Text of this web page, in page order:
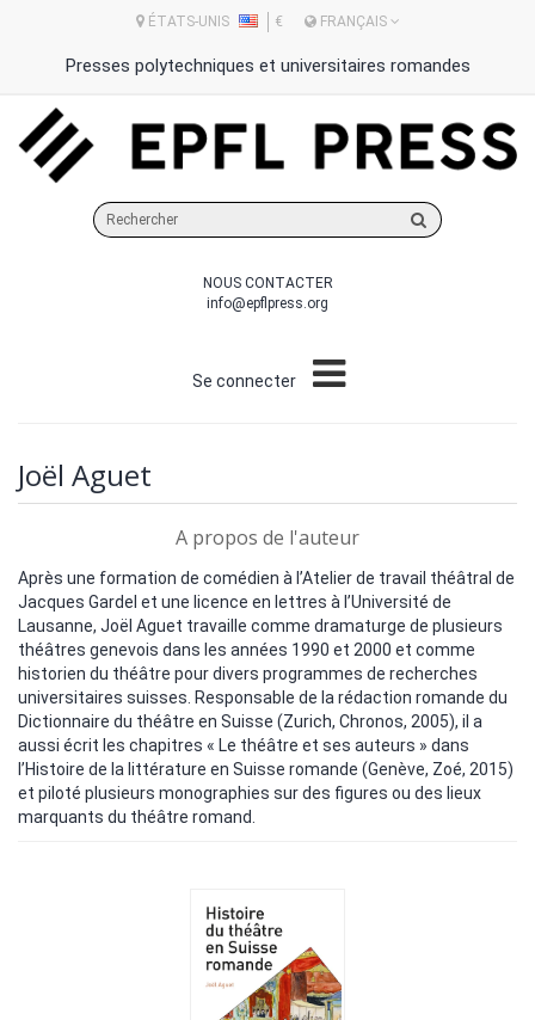
ÉTATS-UNIS € FRANÇAIS
Presses polytechniques et universitaires romandes
sur
site
NOUS CONTACTER
info@epflpress.org
Se connecter
Joël Aguet
A propos de l'auteur
Après une formation de comédien à l’Atelier de travail théâtral de
Jacques Gardel et une licence en lettres à l’Université de
Lausanne, Joël Aguet travaille comme dramaturge de plusieurs
théâtres genevois dans les années 1990 et 2000 et comme
historien du théâtre pour divers programmes de recherches
universitaires suisses. Responsable de la rédaction romande du
Dictionnaire du théâtre en Suisse (Zurich, Chronos, 2005), il a
aussi écrit les chapitres « Le théâtre et ses auteurs » dans
l’Histoire de la littérature en Suisse romande (Genève, Zoé, 2015)
et piloté plusieurs monographies sur des figures ou des lieux
marquants du théâtre romand.